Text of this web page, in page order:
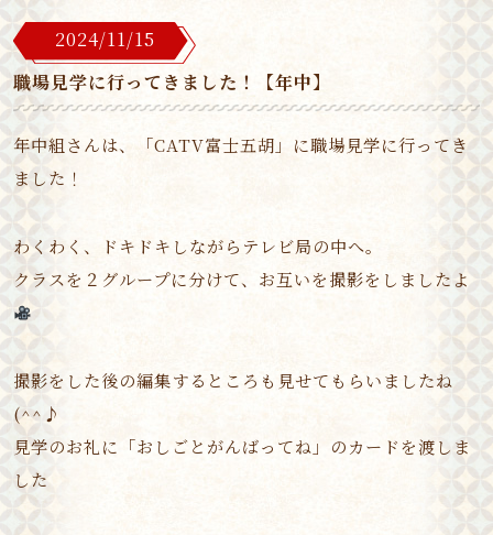
2024/11/15
職場見学に行ってきました！【年中】
年中組さんは、「CATV富士五胡」に職場見学に行ってき
ました！
わくわく、ドキドキしながらテレビ局の中へ。
クラスを２グループに分けて、お互いを撮影をしましたよ
撮影をした後の編集するところも見せてもらいましたね
(^^♪
見学のお礼に「おしごとがんばってね」のカードを渡しま
した